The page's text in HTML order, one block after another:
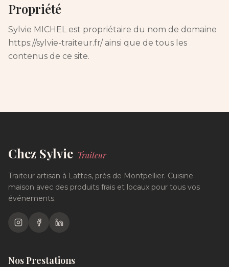
Propriété
Sylvie MICHEL est propriétaire du nom de domaine
https://sylvie-traiteur.fr/ ainsi que de tous les
contenus de ce site.
Chez Sylvie Traiteur
Traiteur artisan à Lattes, près de Montpellier. Cuisine
maison avec des produits frais et locaux pour tous vos
événements.
Nos Prestations